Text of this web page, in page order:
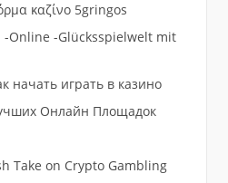
καζίνο 5gringos
-Online -Glücksspielwelt mit
начать играть в казино
Онлайн Площадок
Take on Crypto Gambling